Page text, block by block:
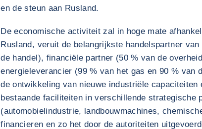
en de steun aan Rusland.
De economische activiteit zal in hoge mate
Rusland, veruit de belangrijkste handelspartner
de handel), financiële partner (50 % van de
energieleverancier (99 % van het gas en 90 % van
de ontwikkeling van nieuwe industriële capaciteiten
bestaande faciliteiten in verschillende strategische
(automobielindustrie, landbouwmachines,
financieren en zo het door de autoriteiten